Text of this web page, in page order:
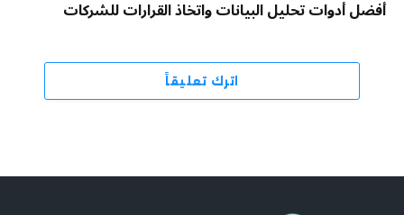
أفضل أدوات تحليل البيانات واتخاذ القرارات للشركات
اترك تعليقاً